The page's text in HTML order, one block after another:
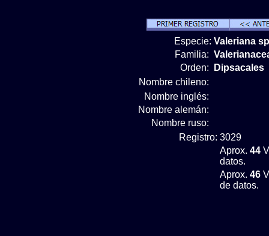
Especie: Valeriana
Familia:
Orden:
Dipsacales
Nombre chileno:
Nombre inglés:
Nombre alemán:
Nombre ruso:
Registro: 3029
Aprox. 44
datos.
Aprox. 46
de datos.